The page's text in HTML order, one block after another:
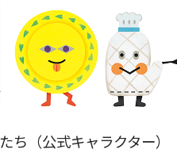
ち（公式キャラクター）